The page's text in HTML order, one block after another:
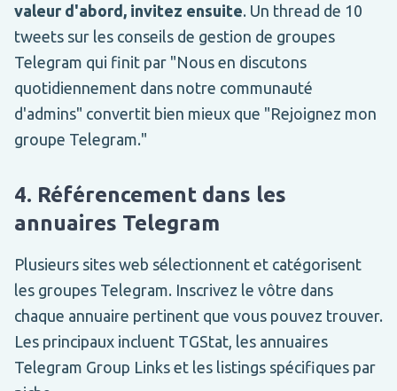
valeur d'abord, invitez ensuite. Un thread de 10
tweets sur les conseils de gestion de groupes
Telegram qui finit par "Nous en discutons
quotidiennement dans notre communauté
d'admins" convertit bien mieux que "Rejoignez mon
groupe Telegram."
4. Référencement dans les
annuaires Telegram
Plusieurs sites web sélectionnent et catégorisent
les groupes Telegram. Inscrivez le vôtre dans
chaque annuaire pertinent que vous pouvez trouver.
Les principaux incluent TGStat, les annuaires
Telegram Group Links et les listings spécifiques par